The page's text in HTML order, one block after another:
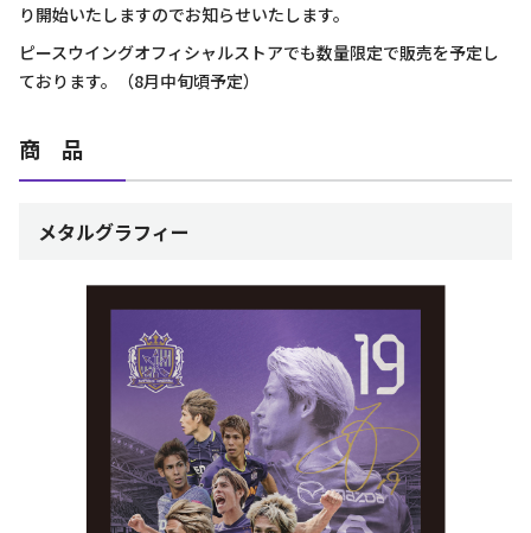
り開始いたしますのでお知らせいたします。
ピースウイングオフィシャルストアでも数量限定で販売を予定し
ております。（8月中旬頃予定）
商 品
メタルグラフィー